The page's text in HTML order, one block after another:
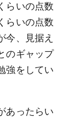
らいの点数
らいの点数
今、見据え
のギャップ
強をしてい
あったらい